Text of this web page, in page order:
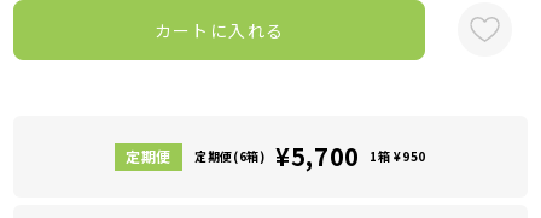
カートに入れる
定期便(6箱) ¥5,700 1箱 ¥950